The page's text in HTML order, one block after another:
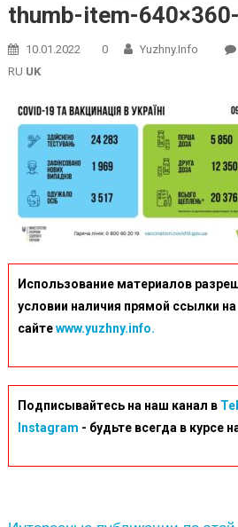
thumb-item-
10.01.2022 0 Yuzhny.info
RU UK
Использование материалов
условии наличия прямой ссылки
сайтеwww.yuzhny.info.
Подписывайтесь на наш канал в
Instagram - будьте всегда в курсе